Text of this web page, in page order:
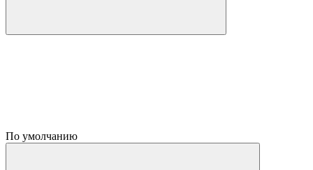
По умолчанию